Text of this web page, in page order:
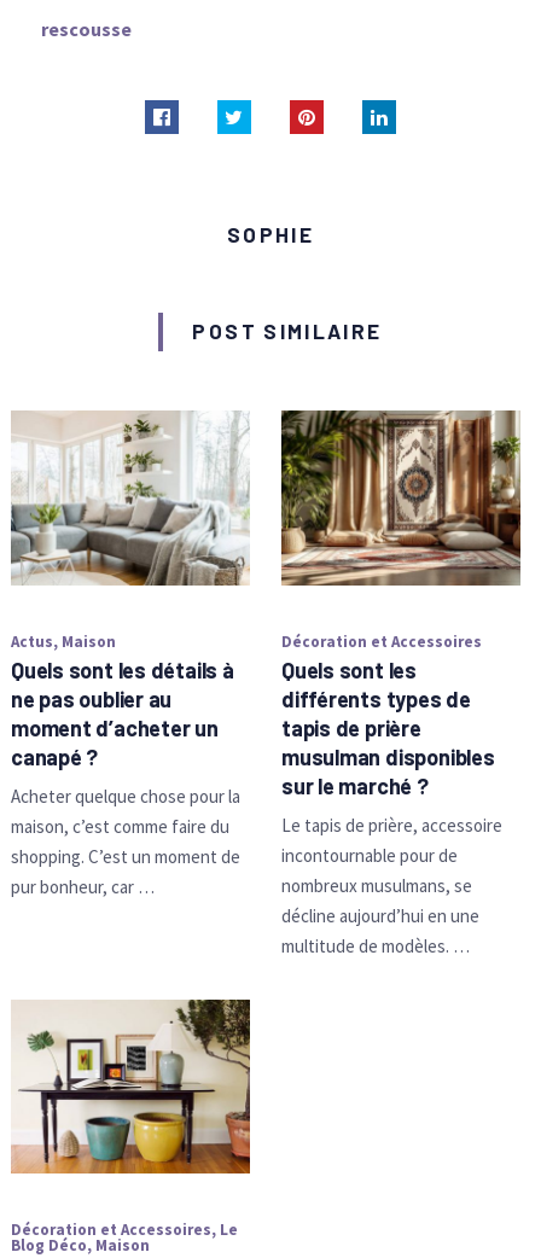
rescousse
SOPHIE
POST SIMILAIRE
Actus, Maison
Quels sont les détails à
ne pas oublier au
moment d’acheter un
canapé ?
Acheter quelque chose pour la
maison, c’est comme faire du
shopping. C’est un moment de
pur bonheur, car …
Décoration et Accessoires
Quels sont les
différents types de
tapis de prière
musulman disponibles
sur le marché ?
Le tapis de prière, accessoire
incontournable pour de
nombreux musulmans, se
décline aujourd’hui en une
multitude de modèles. …
Décoration et Accessoires, Le
Blog Déco, Maison